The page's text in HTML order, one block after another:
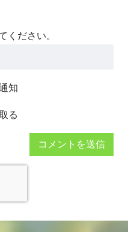
ください。
知
る